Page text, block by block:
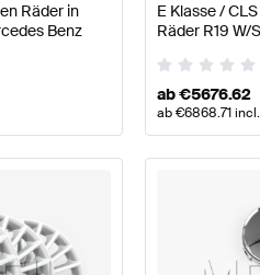
Räder & Reifen
Räder in
Benz
E Klasse /
Räder R19 W/
ab€5676.62
ab€6868.71incl.